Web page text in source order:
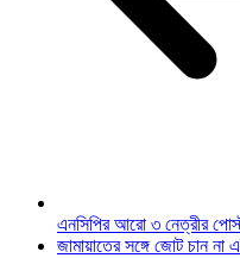
এনসিপির আরো ৩ নেত্রীর
জামায়াতের সঙ্গে জোট চান না